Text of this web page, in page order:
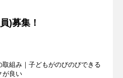
)募集！
組み｜子どもがのびのびできる
が良い